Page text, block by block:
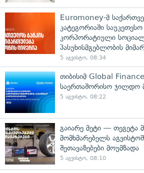
Euromoney-მ
კატეგორიაში
კორპორატიული
პასუხისმგებლობის
5 აგვისტო, 08:34
თიბისიმ Global
საერთაშორისო ჯილდო
5 აგვისტო, 08:22
გაიარე მეტი — თეგეტა
მომხმარებელს
შეთავაზებები მოუმზადა
5 აგვისტო, 08:10